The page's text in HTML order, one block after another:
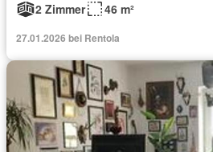
2 Zimmer
46 m²
27.01.2026 bei Rentola